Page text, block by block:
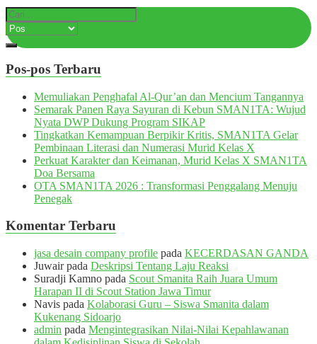
Pos-pos Terbaru
Memuliakan Penghafal Al-Qur’an dan Mencium Tangannya
Semarak Panen Raya Sayuran di Kebun SMAN1TA: Wujud
Nyata DWP Dukung Program SIKAP
Tingkatkan Kemampuan Berpikir Kritis, SMAN1TA Gelar
Pembinaan Literasi dan Numerasi Murid Kelas X
Perkuat Karakter dan Keimanan, Murid Kelas X SMAN1TA
Doa Bersama
OTA SMAN1TA 2026 : Transformasi Penggalang Menuju
Penegak
Komentar Terbaru
jasa desain company profile pada KECERDASAN GANDA
Juwairpada Deskripsi Tentang Laju Reaksi
Suradji Kamno pada Scout Smanita Raih Juara Umum
Harapan II di Scout Station Jawa Timur
Navis pada Kolaborasi Guru – Siswa Smanita dalam
Kukenang Sidoarjo
admin pada Mengintegrasikan Nilai-Nilai Kepahlawanan